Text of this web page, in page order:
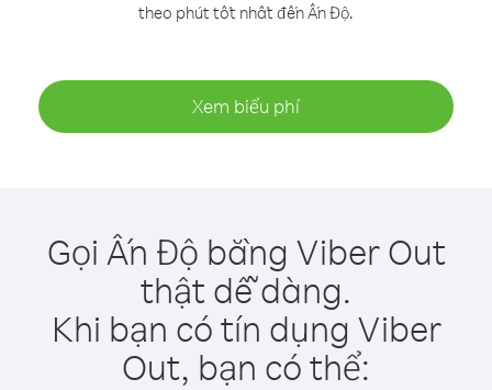
theo phút tốt nhất đến Ấn Độ.
Xem biểu phí
Gọi Ấn Độ bằng Viber Out
thật dễ dàng.
Khi bạn có tín dụng Viber
Out, bạn có thể: